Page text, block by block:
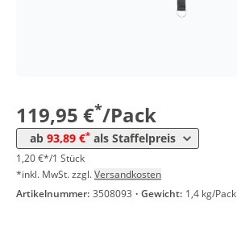
119,95 €*/Pack
ab 93,89 €* als Staffelpreis
99,96 €
ab 100 Pack 93,89 €
1,20 €*/1 Stück
*inkl. MwSt. zzgl.Versandkosten
Artikelnummer: 3508093 · Gewicht: 1,4 kg/Pack